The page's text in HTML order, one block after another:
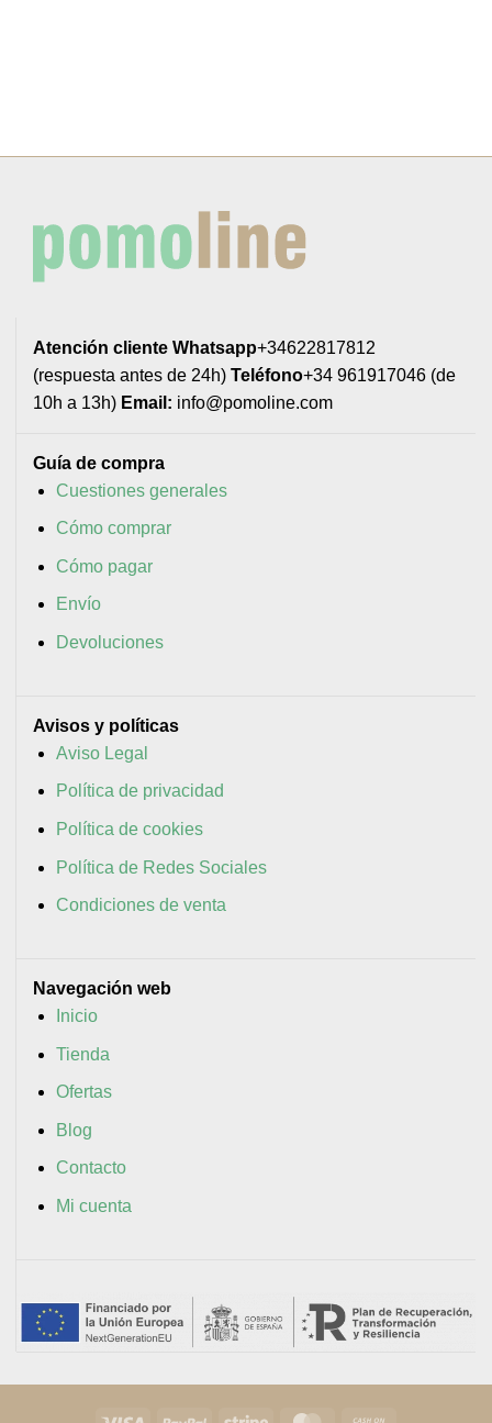
Atención cliente Whatsapp+34622817812
(respuesta antes de 24h) Teléfono+34 961917046 (de
10h a 13h) Email: info@pomoline.com
Guía de compra
Cuestiones generales
Cómo comprar
Cómo pagar
Envío
Devoluciones
Avisos y políticas
Aviso Legal
Política de privacidad
Política de cookies
Política de Redes Sociales
Condiciones de venta
Navegación web
Inicio
Tienda
Ofertas
Blog
Contacto
Mi cuenta